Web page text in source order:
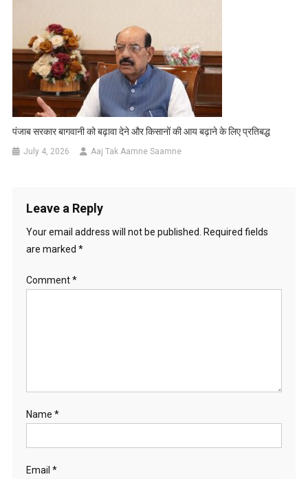
पंजाब सरकार बागवानी को बढ़ावा देने और किसानों की आय बढ़ाने के लिए प्रतिबद्ध
July 4, 2026 Aaj Tak Aamne Saamne
Leave a Reply
Your email address will not be published.
Required fields
are marked *
Comment*
Name *
Email *